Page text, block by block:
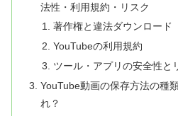
法性・利用規約・リスク
著作権と違法ダウンロード
YouTubeの利用規約
ツール・アプリの安全性と
YouTube動画の保存方法の種
れ？